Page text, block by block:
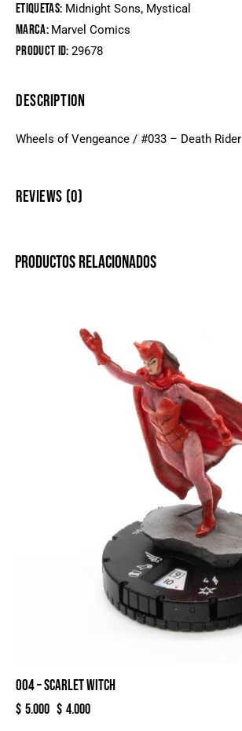
Etiquetas: Midnight Sons, Mystical
Marca: Marvel Comics
Product ID:29678
DESCRIPTION
Wheels of Vengeance / #033 – Death Rider
REVIEWS (0)
PRODUCTOS RELACIONADOS
004 – SCARLET WITCH
$ 5.000 $ 4.000